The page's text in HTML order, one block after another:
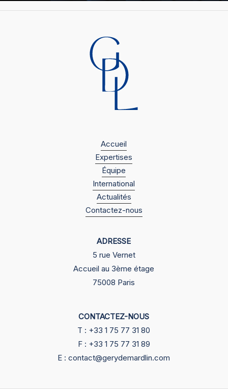
Accueil
Expertises
Équipe
International
Actualités
Contactez-nous
ADRESSE
5 rue Vernet
Accueil au 3ème étage
75008 Paris
CONTACTEZ-NOUS
T : +33 1 75 77 31 80
F : +33 1 75 77 31 89
E : contact@gerydemardlin.com